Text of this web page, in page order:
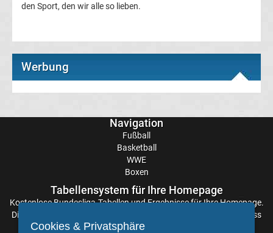
WWE
Boxen
den Sport, den wir alle so lieben.
Werbung
Navigation
Fußball
Basketball
WWE
Boxen
Tabellensystem für Ihre Homepage
KostenloseBundesliga-Tabellenund Ergebnisse für Ihre Homepage.
Die Aktualisierung der Ergebnisse erfolgt alle paar Minuten, sodass
Sie stets auf dem Laufenden sind. Einfache und schnelle
Cookies & Privatsphäre